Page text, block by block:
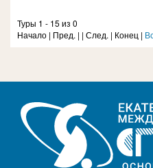
Туры 1 - 15 из 0
Начало | Пред. | | След. | Конец |